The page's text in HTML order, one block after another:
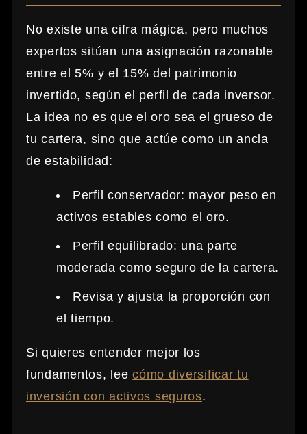
No existe una cifra mágica, pero muchos
expertos sitúan una asignación razonable
entre el 5% y el 15% del patrimonio
invertido, según el perfil de cada inversor.
La idea no es que el oro sea el grueso de
tu cartera, sino que actúe como un ancla
de estabilidad:
Perfil conservador: mayor peso en
activos estables como el oro.
Perfil equilibrado: una parte
moderada como seguro de la cartera.
Revisa y ajusta la proporción con
el tiempo.
Si quieres entender mejor los
fundamentos, leecómo diversificar tu
inversión con activos seguros.